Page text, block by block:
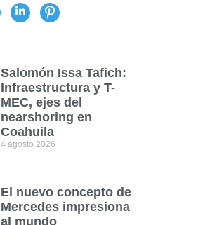
Salomón Issa Tafich:
Infraestructura y T-
MEC, ejes del
nearshoring en
Coahuila
4 agosto 2026
El nuevo concepto de
Mercedes impresiona
al mundo